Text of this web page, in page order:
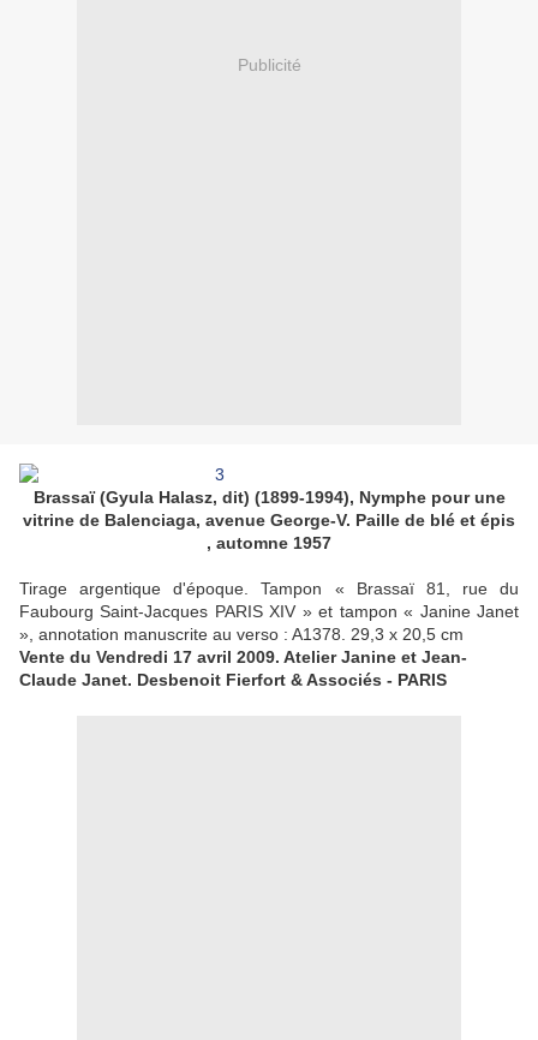
Publicité
Brassaï (Gyula Halasz, dit) (1899-1994), Nymphe pour une
vitrine de Balenciaga, avenue George-V. Paille de blé et épis
, automne 1957
Tirage argentique d'époque. Tampon « Brassaï 81, rue du
Faubourg Saint-Jacques PARIS XIV » et tampon « Janine Janet
», annotation manuscrite au verso : A1378. 29,3 x 20,5 cm
Vente du Vendredi 17 avril 2009. Atelier Janine et Jean-
Claude Janet. Desbenoit Fierfort & Associés - PARIS